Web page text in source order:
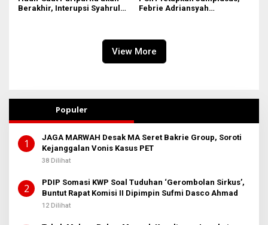
Berakhir, Interupsi Syahrul
Febrie Adriansyah
View More
Populer
1
JAGA MARWAH Desak MA Seret Bakrie Group, Soroti
Kejanggalan Vonis Kasus PET
38 Dilihat
2
PDIP Somasi KWP Soal Tuduhan ‘Gerombolan Sirkus’,
Buntut Rapat Komisi II Dipimpin Sufmi Dasco Ahmad
12 Dilihat